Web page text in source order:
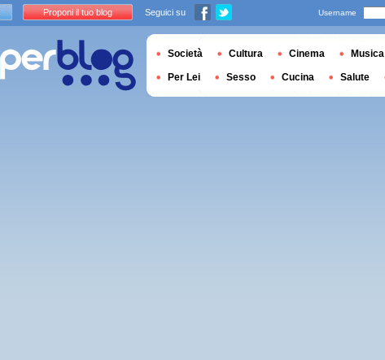
Proponi il tuo blog Seguici su Username
Società Cultura Cinema Musica
Per Lei Sesso Cucina Salute